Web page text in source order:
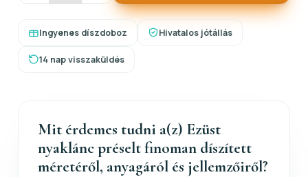
Ingyenes díszdoboz Hivatalos jótállás
14 nap visszaküldés
Mit érdemes tudni a(z) Ezüst
nyaklánc préselt finoman díszített
méretéről, anyagáról és jellemzőiről?